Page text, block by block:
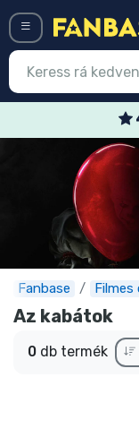
Fanbase Filmes
Az kabátok
0 db termék
Belépés
Legújabb
Akciós
Express
Outlet